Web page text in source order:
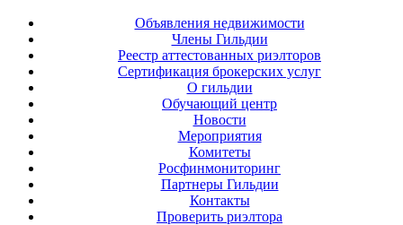
Объявления недвижимости
Члены Гильдии
Реестр аттестованных риэлторов
Сертификация брокерских услуг
О гильдии
Обучающий центр
Новости
Мероприятия
Комитеты
Росфинмониторинг
Партнеры Гильдии
Контакты
Проверить риэлтора